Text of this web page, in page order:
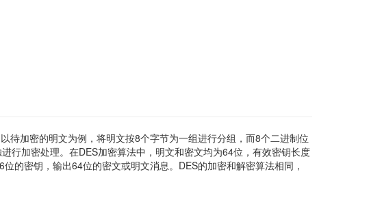
待加密的明文为例，将明文按8个字节为一组进行分组，而8个二进制位
行加密处理。在DES加密算法中，明文和密文均为64位，有效密钥长度
的密钥，输出64位的密文或明文消息。DES的加密和解密算法相同，